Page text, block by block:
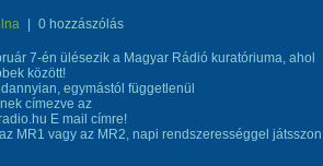
0 hozzászólás
7-én ülésezik a Magyar Rádió kuratóriuma, ahol
között!
egymástól függetlenül
címezve az
E mail címre!
MR1 vagy az MR2, napi rendszerességgel játsszon